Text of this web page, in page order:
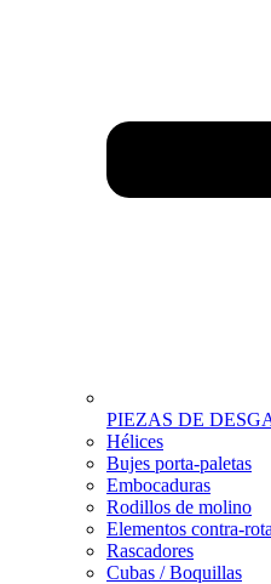
PIEZAS DE
Hélices
Bujes porta-paletas
Embocaduras
Rodillos de molino
Elementos contra-
Rascadores
Cubas / Boquillas